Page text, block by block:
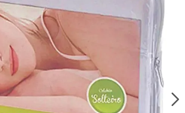
7º Absorvente Geriatrico
Gaze Esteril
º Cadeira Banho
10 Gaze